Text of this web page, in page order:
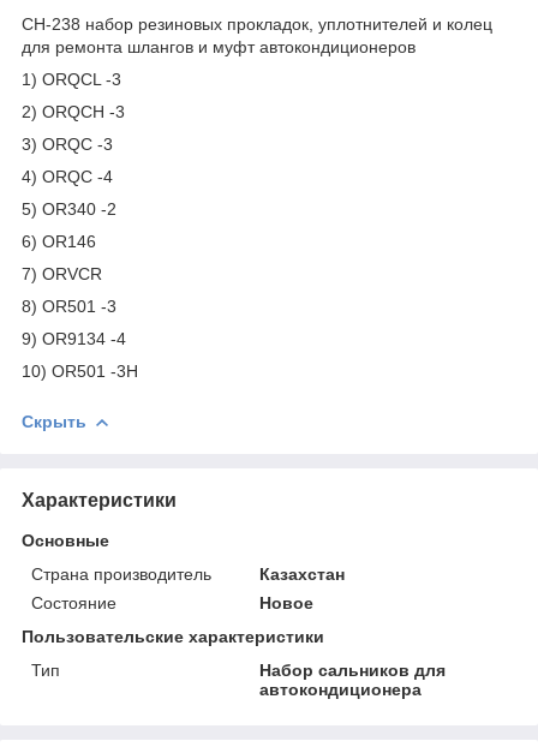
CH-238 набор резиновых прокладок, уплотнителей и колец
для ремонта шлангов и муфт автокондиционеров
1) ORQCL -3
2) ORQCH -3
3) ORQC -3
4) ORQC -4
5) OR340 -2
6) OR146
7) ORVCR
8) OR501 -3
9) OR9134 -4
10) OR501 -3H
Скрыть
Характеристики
Основные
Страна производитель
Казахстан
Состояние
Новое
Пользовательские характеристики
Тип
Набор сальников для
автокондиционера